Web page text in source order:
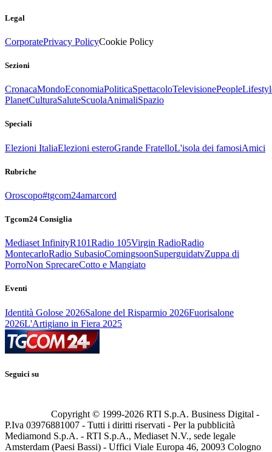
Legal
CorporatePrivacy PolicyCookie Policy
Sezioni
CronacaMondoEconomiaPoliticaSpettacoloTelevisionePeople
PlanetCulturaSaluteScuolaAnimaliSpazio
Speciali
Elezioni ItaliaElezioni esteroGrande FratelloL'isola dei famosiAmici
Rubriche
Oroscopo#tgcom24amarcord
Tgcom24 Consiglia
Mediaset InfinityR101Radio 105Virgin RadioRadio
MontecarloRadio SubasioComingsoonSuperguidatvZuppa di
PorroNon SprecareCotto e Mangiato
Eventi
Identità Golose 2026Salone del Risparmio 2026Fuorisalone
2026L'Artigiano in Fiera 2025
Seguici su
Copyright © 1999-2026 RTI S.p.A. Business Digital -
P.Iva 03976881007 - Tutti i diritti riservati - Per la pubblicità
Mediamond S.p.A. - RTI S.p.A., Mediaset N.V., sede legale
Amsterdam (Paesi Bassi) - Uffici Viale Europa 46, 20093 Cologno